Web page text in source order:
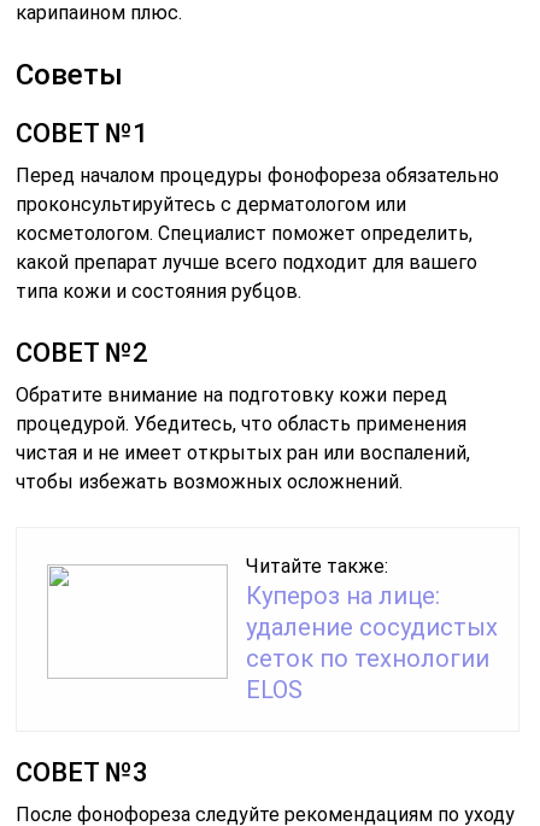
карипаином плюс.
Советы
СОВЕТ №1
Перед началом процедуры фонофореза обязательно
проконсультируйтесь с дерматологом или
косметологом. Специалист поможет определить,
какой препарат лучше всего подходит для вашего
типа кожи и состояния рубцов.
СОВЕТ №2
Обратите внимание на подготовку кожи перед
процедурой. Убедитесь, что область применения
чистая и не имеет открытых ран или воспалений,
чтобы избежать возможных осложнений.
Читайте также:
Купероз на лице:
удаление сосудистых
сеток по технологии
ELOS
СОВЕТ №3
После фонофореза следуйте рекомендациям по уходу